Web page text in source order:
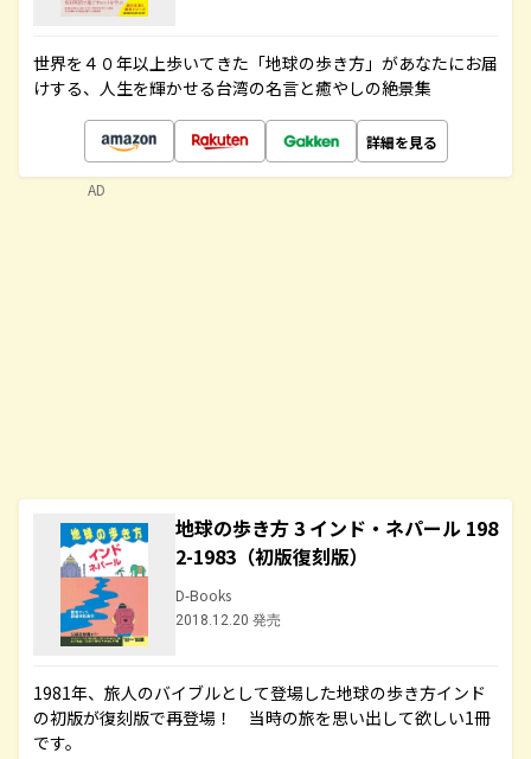
世界を４０年以上歩いてきた「地球の歩き方」があなたにお届
けする、人生を輝かせる台湾の名言と癒やしの絶景集
詳細を見る
地球の歩き方 3 インド・ネパール 198
2-1983（初版復刻版）
D-Books
2018.12.20 発売
1981年、旅人のバイブルとして登場した地球の歩き方インド
の初版が復刻版で再登場！ 当時の旅を思い出して欲しい1冊
です。
AD